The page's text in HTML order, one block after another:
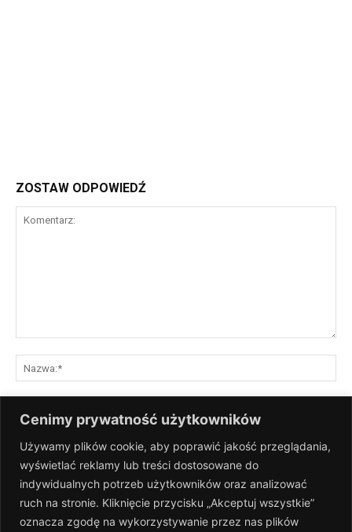
Cenimy prywatność użytkowników
Używamy plików cookie, aby poprawić jakość przeglądania,
wyświetlać reklamy lub treści dostosowane do
indywidualnych potrzeb użytkowników oraz analizować
ruch na stronie. Kliknięcie przycisku „Akceptuj wszystkie”
oznacza zgodę na wykorzystywanie przez nas plików
ZOSTAW ODPOWIEDŹ
Zapisz moje nazwisko, adres e-mail i stronę internetową w tej
przeglądarce na następny raz, gdy skomentuję.